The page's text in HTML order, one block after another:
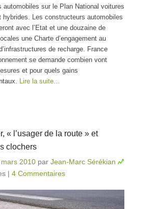
automobiles sur le Plan National voitures
hybrides. Les constructeurs automobiles
avec l’Etat et une douzaine de
une Charte d’engagement au
de recharge. France
se demande combien vont
et pour quels gains
Lire la suite…
« l’usager de la route » et
clochers
mars 2010 par Jean-Marc Sérékian
| 4 Commentaires